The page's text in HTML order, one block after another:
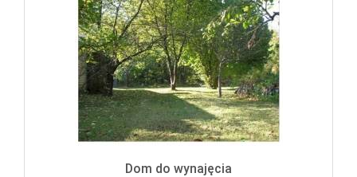
Dom do wynajęcia